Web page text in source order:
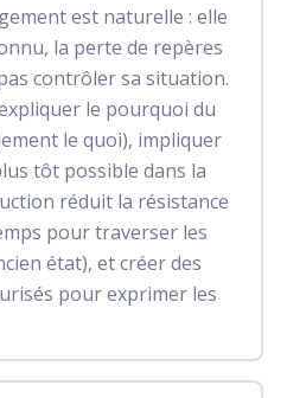
est naturelle : elle
la perte de repères
contrôler sa situation.
le pourquoi du
le quoi), impliquer
tôt possible dans la
réduit la résistance
pour traverser les
état), et créer des
pour exprimer les